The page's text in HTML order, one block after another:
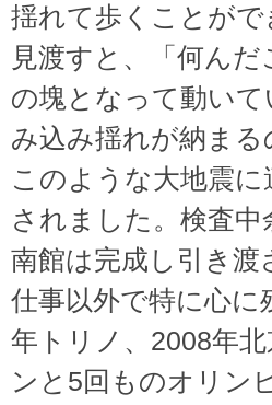
揺れて歩くことが
見渡すと、「何ん
の塊となって動い
み込み揺れが納まる
このような大地震
されました。検査
南館は完成し引き渡
仕事以外で特に心
年トリノ、2008年
ンと5回ものオリン